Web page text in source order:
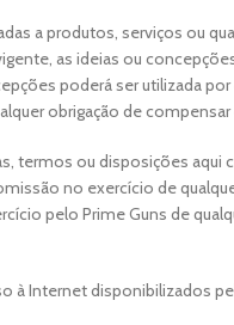
a produtos, serviços ou
as ideias ou
poderá ser utilizada
obrigação de compensar
termos ou disposições aqui
no exercício de
pelo Prime Guns de
à Internet disponibilizados